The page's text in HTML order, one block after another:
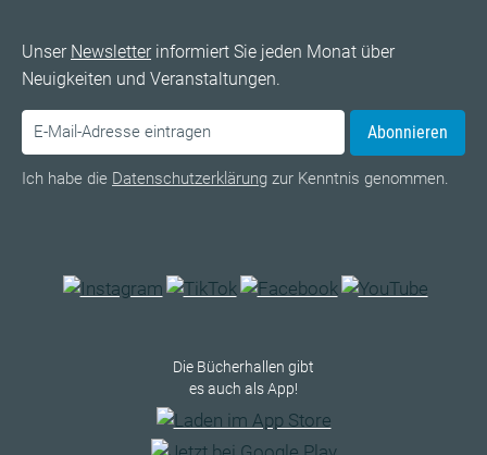
Unser Newsletterinformiert Sie jeden Monat über
Neuigkeiten und Veranstaltungen.
Abonnieren
Ich habe die Datenschutzerklärung zur Kenntnis genommen.
Die Bücherhallen gibt
es auch als App!